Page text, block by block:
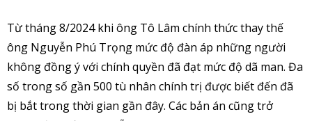
Từ tháng 8/2024 khi ông Tô Lâm chính thức thay thế
ông Nguyễn Phú Trọng mức độ đàn áp những người
không đồng ý với chính quyền đã đạt mức độ dã man. Đa
số trong số gần 500 tù nhân chính trị được biết đến đã
bị bắt trong thời gian gần đây. Các bản án cũng trở